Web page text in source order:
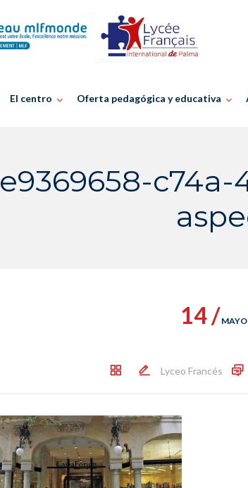
El centro Oferta pedagógica y educativa
e9369658-c74a-
14 / MAYO
Lyceo Francés